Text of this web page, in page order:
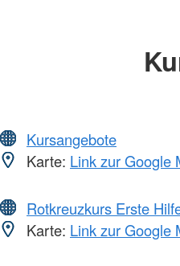
Kursangebote
Karte: Link zur Google
Rotkreuzkurs Erste
Karte: Link zur Google